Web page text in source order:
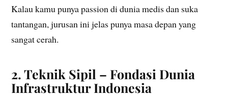
Kalau kamu punya passion di dunia medis dan suka
tantangan, jurusan ini jelas punya masa depan yang
sangat cerah.
2. Teknik Sipil – Fondasi Dunia
Infrastruktur Indonesia